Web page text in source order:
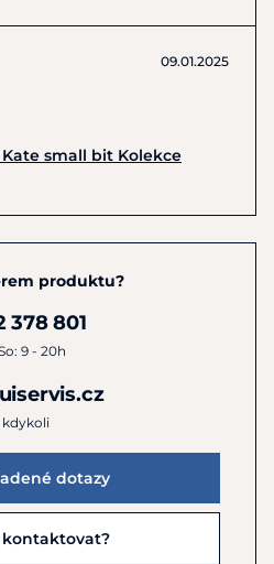
09.01.2025
small bit Kolekce
produktu?
378 801
9 - 20h
kdykoli
dotazy
kontaktovat?